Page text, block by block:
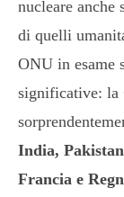
nucleare anche
di quelli
ONU in esame
significative: la
India,
Francia e